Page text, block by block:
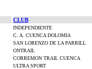
CLUB
INDEPENDIENTE
C. A. CUENCA DOLOMIA
SAN LORENZO DE LA PARRILL
ONTRAIL
CORREMON TRAIL CUENCA
ULTRA SPORT